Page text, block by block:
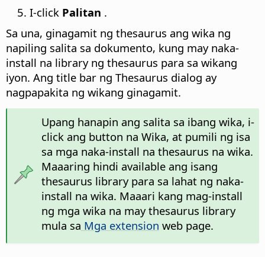
I-click Palitan .
Sa una, ginagamit ng thesaurus ang wika ng
napiling salita sa dokumento, kung may naka-
install na library ng thesaurus para sa wikang
iyon. Ang title bar ng Thesaurus dialog ay
nagpapakita ng wikang ginagamit.
Upang hanapin ang salita sa ibang wika, i-
click ang button na Wika, at pumili ng isa
sa mga naka-install na thesaurus na wika.
Maaaring hindi available ang isang
thesaurus library para sa lahat ng naka-
install na wika. Maaari kang mag-install
ng mga wika na may thesaurus library
mula sa Mga extension web page.